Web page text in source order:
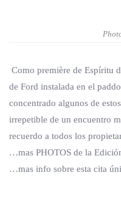
Como première de Espíritu
de Ford instalada en el
concentrado algunos de
irrepetible de un encuentro
recuerdo a todos los
…mas PHOTOS de la
…mas info sobre esta cita